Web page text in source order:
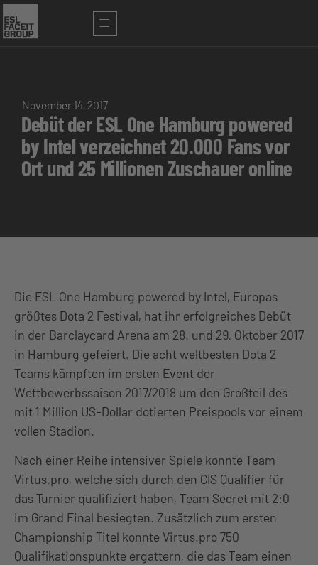
November 14, 2017
Debüt der ESL One Hamburg powered
by Intel verzeichnet 20.000 Fans vor
Ort und 25 Millionen Zuschauer online
Die ESL One Hamburg powered by Intel, Europas
größtes Dota 2 Festival, hat ihr erfolgreiches Debüt
in der Barclaycard Arena am 28. und 29. Oktober 2017
in Hamburg gefeiert. Die acht weltbesten Dota 2
Teams kämpften im ersten Event der
Wettbewerbssaison 2017/2018 um den Großteil des
mit 1 Million US-Dollar dotierten Preispools vor einem
vollen Stadion.
Nach einer Reihe intensiver Spiele konnte Team
Virtus.pro, welche sich durch den CIS Qualifier für
das Turnier qualifiziert haben, Team Secret mit 2:0
im Grand Final besiegten. Zusätzlich zum ersten
Championship Titel konnte Virtus.pro 750
Qualifikationspunkte ergattern, die das Team einen